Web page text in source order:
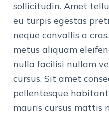
sollicitudin. Amet
eu turpis egestas
neque convallis a
metus aliquam
nulla facilisi nullam
cursus. Sit amet
pellentesque
mauris cursus mattis